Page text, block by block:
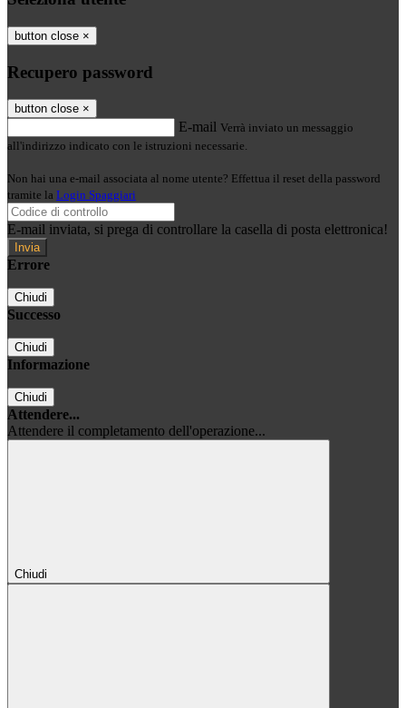
button close ×
Recupero password
button close ×
E-mail Verrà inviato un messaggio
all'indirizzo indicato con le istruzioni necessarie.
Non hai una e-mail associata al nome utente? Effettua il reset della password
tramite la Login Spaggiari
E-mail inviata, si prega di controllare la casella di posta elettronica!
Errore
Chiudi
Successo
Chiudi
Informazione
Chiudi
Attendere...
Attendere il completamento dell'operazione...
Chiudi